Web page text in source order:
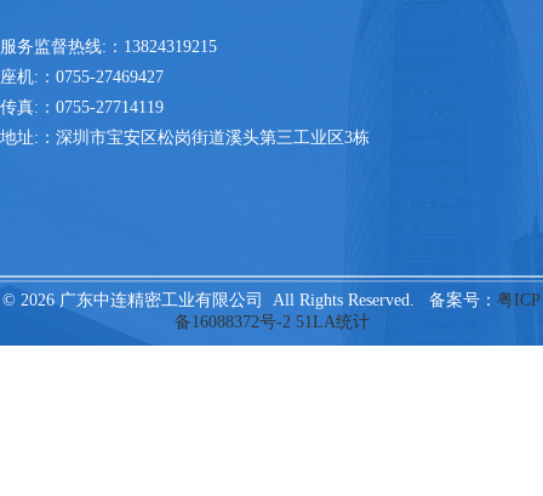
服务监督热线:：13824319215
座机:：0755-27469427
传真:：0755-27714119
地址:：深圳市宝安区松岗街道溪头第三工业区3栋
© 2026 广东中连精密工业有限公司 All Rights Reserved. 备案号： 粤ICP
备16088372号-2 51LA统计